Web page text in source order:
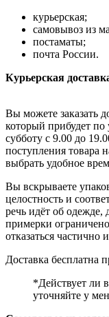
курьерская;
самовывоз из
постаматы;
почта России.
Курьерская
Вы можете заказать
который прибудет по
субботу с 9.00 до
поступления товара
выбрать удобное
Вы вскрываете
целостность и
речь идёт об
примерки
отказаться
Доставка бесплатна
*Действует ли
уточняйте у